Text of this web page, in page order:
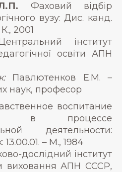
Фаховий відбір
вузу: Дис. канд.
2001
інститут
освіти АПН
Павлютенков Е.М. –
наук, професор
воспитание
в процессе
деятельности:
– М., 1984
дослідний інститут
виховання АПН СССР,